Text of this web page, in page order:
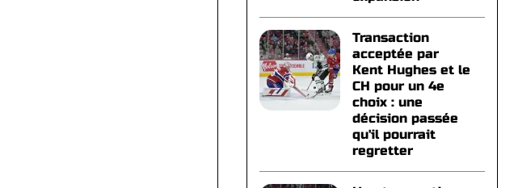
Transaction
acceptée par
Kent Hughes et le
CH pour un 4e
choix : une
décision passée
qu'il pourrait
regretter